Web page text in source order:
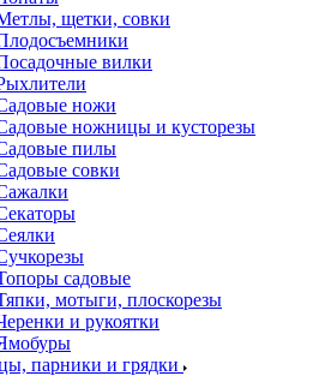
щетки, совки
вилки
ножи
ножницы и кусторезы
пилы
совки
садовые
мотыги, плоскорезы
и рукоятки
парники и грядки